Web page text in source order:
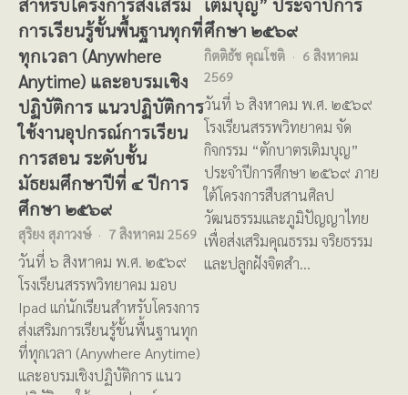
การเรียนรู้ขั้นพื้นฐานทุกที่
ทุกเวลา (Anywhere
Anytime) และอบรมเชิง
ปฏิบัติการ แนวปฏิบัติการ
ใช้งานอุปกรณ์การเรียน
การสอน ระดับชั้น
มัธยมศึกษาปีที่ ๔ ปีการ
ศึกษา ๒๕๖๙
สุริยง สุภาวงษ์ 7 สิงหาคม 2569
วันที่ ๖ สิงหาคม พ.ศ. ๒๕๖๙
โรงเรียนสรรพวิทยาคม มอบ
Ipad แก่นักเรียนสำหรับโครงการ
ส่งเสริมการเรียนรู้ขั้นพื้นฐานทุก
ที่ทุกเวลา (Anywhere Anytime)
และอบรมเชิงปฏิบัติการ แนว
ศึกษา ๒๕๖๙
กิตติธัช คุณโชติ
6 สิงหาคม
2569
วันที่ ๖ สิงหาคม พ.ศ. ๒๕๖๙
โรงเรียนสรรพวิทยาคม จัด
กิจกรรม “ตักบาตรเติมบุญ”
ประจำปีการศึกษา ๒๕๖๙ ภาย
ใต้โครงการสืบสานศิลป
วัฒนธรรมและภูมิปัญญาไทย
เพื่อส่งเสริมคุณธรรม จริยธรรม
และปลูกฝังจิตสำ…